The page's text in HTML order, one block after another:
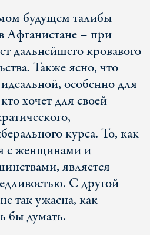
будущем талибы
Афганистане – при
дальнейшего кровавого
Также ясно, что
особенно для
хочет для своей
курса. То, как
с женщинами и
является
С другой
так ужасна, как
бы думать.